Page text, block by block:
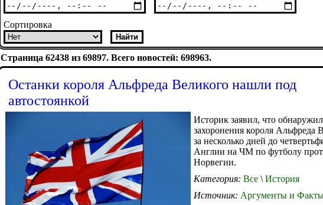
Сортировка
Страница 62438 из 69897. Всего новостей: 698963.
Останки короля Альфреда Великого нашли под
автостоянкой
Историк заявил, что
захоронения короля Альфреда
за несколько дней до
Англии на ЧМ по футболу
Норвегии.
Категория: Все \ История
Источник: Аргументы и